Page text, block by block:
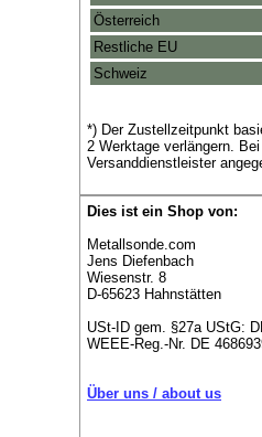
Österreich
Restliche EU
Schweiz
*) Der Zustellzeitpunkt
2 Werktage verlängern.
Versanddienstleister
Dies ist ein Shop von:
Metallsonde.com
Jens Diefenbach
Wiesenstr. 8
D-65623 Hahnstätten
USt-ID gem. §27a UStG:
WEEE-Reg.-Nr. DE
Über uns / about us